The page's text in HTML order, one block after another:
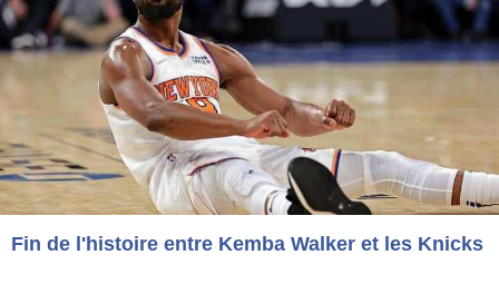
Fin de l'histoire entre Kemba Walker et les Knicks